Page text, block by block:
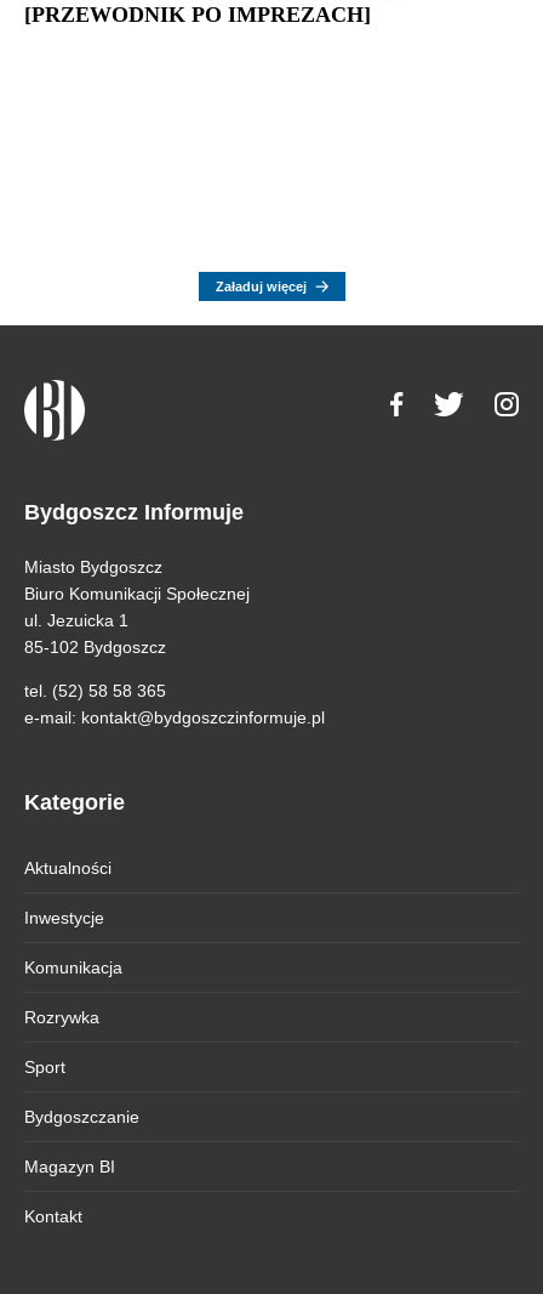
[PRZEWODNIK PO IMPREZACH]
Załaduj więcej
Bydgoszcz Informuje
Miasto Bydgoszcz
Biuro Komunikacji Społecznej
ul. Jezuicka 1
85-102 Bydgoszcz
tel. (52) 58 58 365
e-mail: kontakt@bydgoszczinformuje.pl
Kategorie
Aktualności
Inwestycje
Komunikacja
Rozrywka
Sport
Bydgoszczanie
Magazyn BI
Kontakt